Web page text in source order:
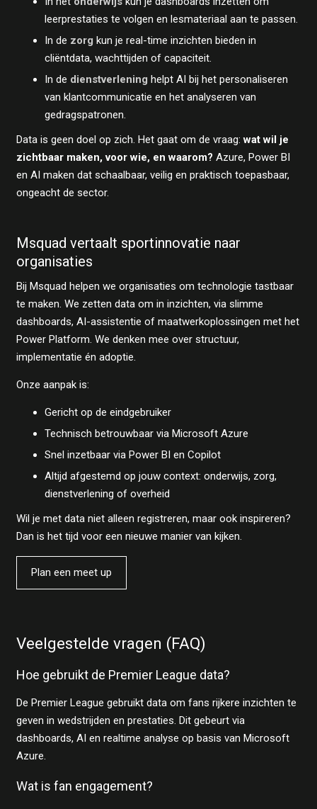
leerprestaties te volgen en lesmateriaal aan te passen.
In de zorg kun je real-time inzichten bieden in
cliëntdata, wachttijden of capaciteit.
In de dienstverlening helpt AI bij het personaliseren
van klantcommunicatie en het analyseren van
gedragspatronen.
Data is geen doel op zich. Het gaat om de vraag:wat wil je
zichtbaar maken, voor wie, en waarom? Azure, Power BI
en AI maken dat schaalbaar, veilig en praktisch toepasbaar,
ongeacht de sector.
Msquad vertaalt sportinnovatie naar
organisaties
Bij Msquad helpen we organisaties om technologie tastbaar
te maken. We zetten data om in inzichten, via slimme
dashboards, AI-assistentie of maatwerkoplossingen met het
Power Platform. We denken mee over structuur,
implementatie én adoptie.
Onze aanpak is:
Gericht op de eindgebruiker
Technisch betrouwbaar via Microsoft Azure
Snel inzetbaar via Power BI en Copilot
Altijd afgestemd op jouw context: onderwijs, zorg,
dienstverlening of overheid
Wil je met data niet alleen registreren, maar ook inspireren?
Dan is het tijd voor een nieuwe manier van kijken.
Plan een meet up
Veelgestelde vragen (FAQ)
Hoe gebruikt de Premier League data?
De Premier League gebruikt data om fans rijkere inzichten te
geven in wedstrijden en prestaties. Dit gebeurt via
dashboards, AI en realtime analyse op basis van Microsoft
Azure.
Wat is fan engagement?